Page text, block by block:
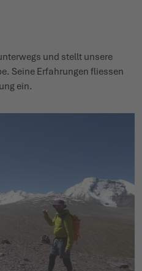
DIE BERGE NACH DIR
und stellt unsere
Seine Erfah­rungen fliessen
ein.